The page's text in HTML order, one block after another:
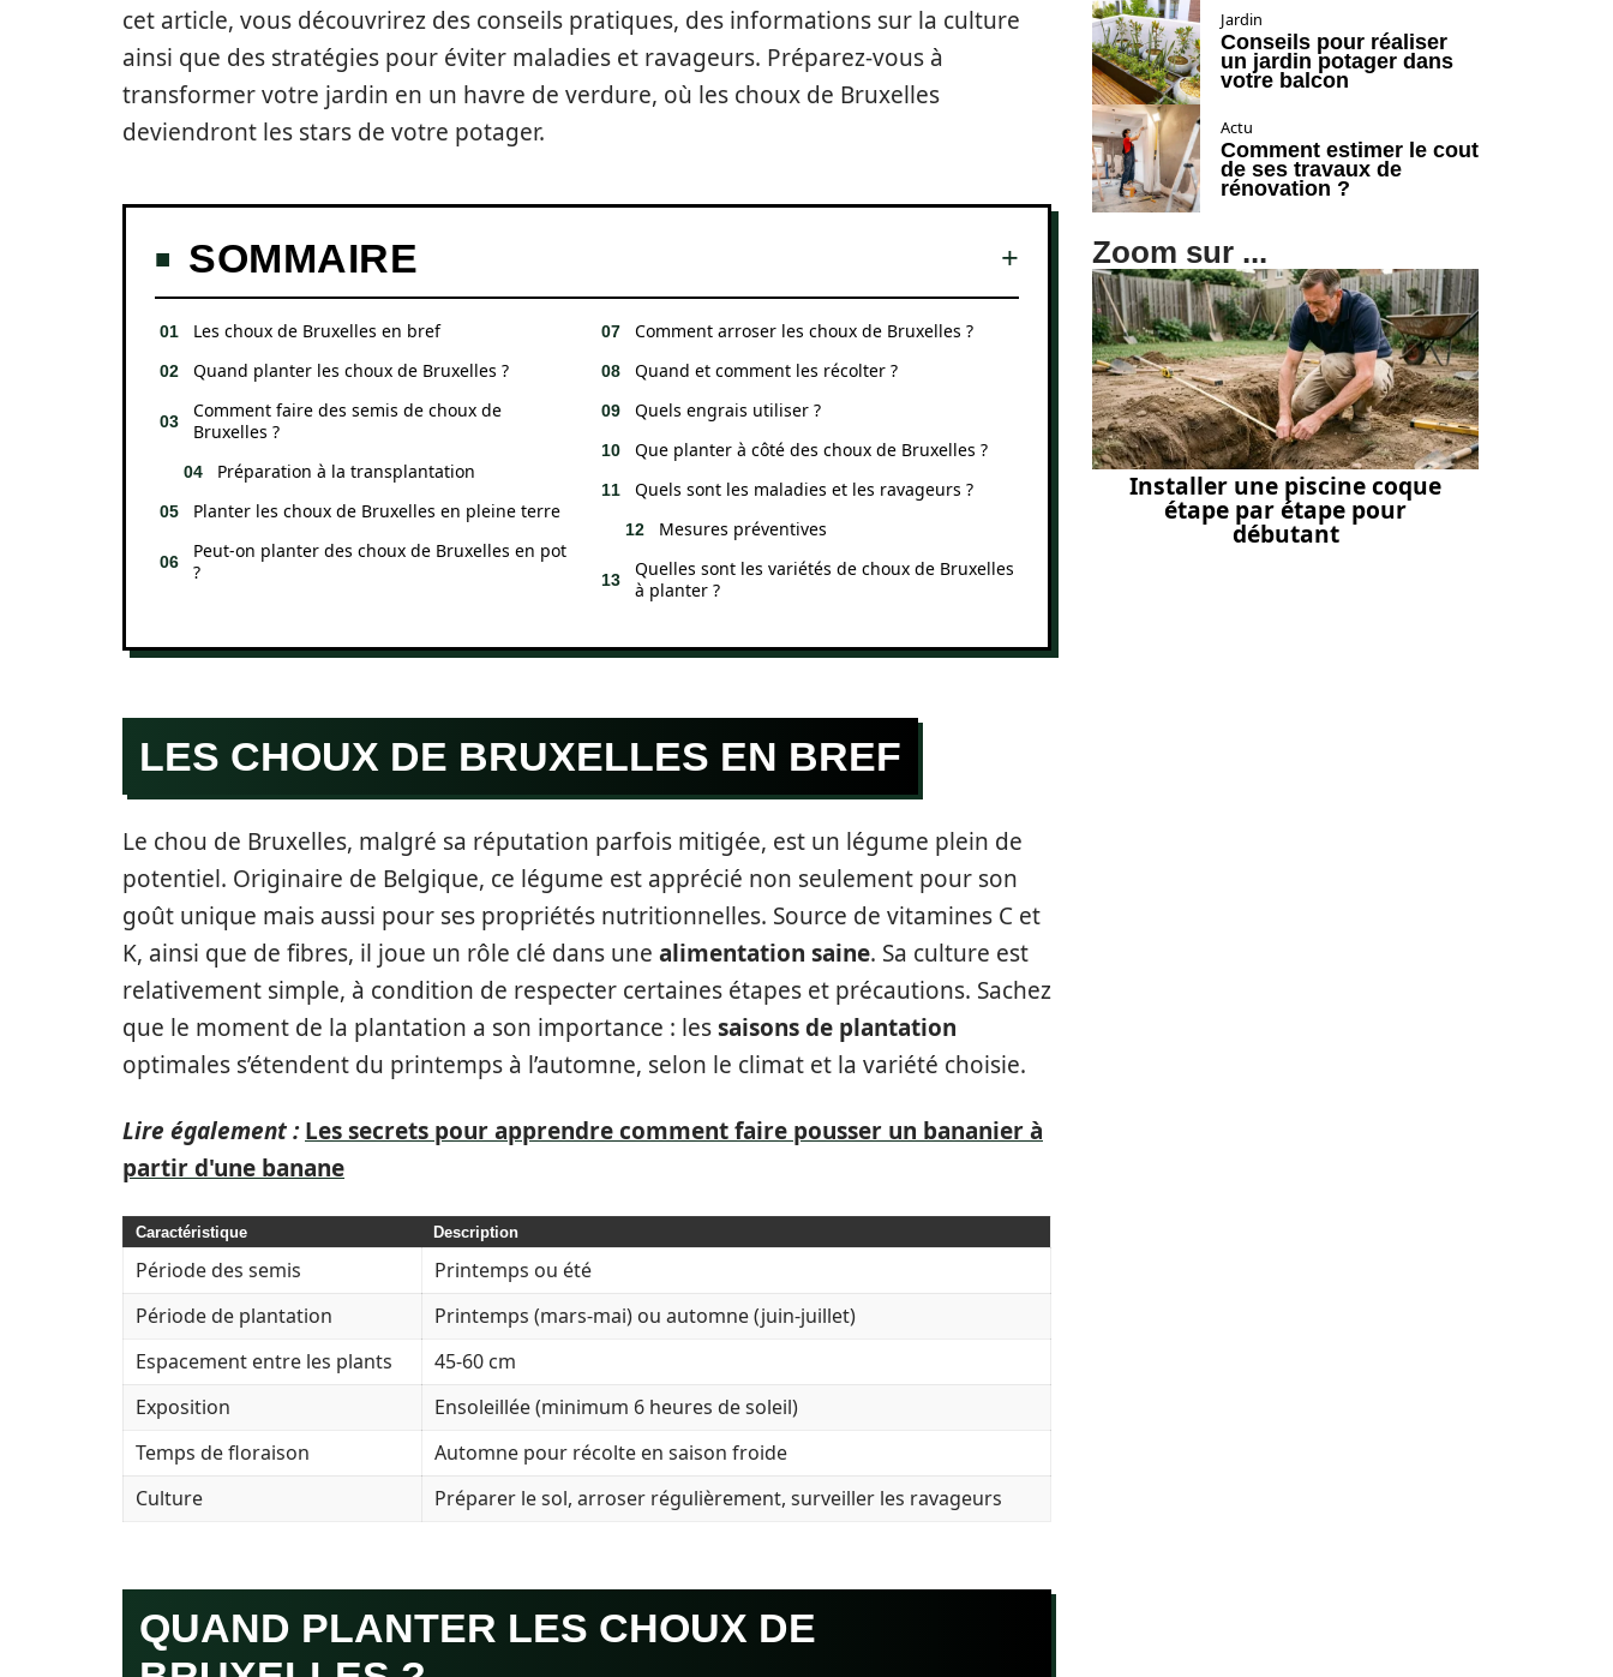
cet article, vous découvrirez des conseils pratiques, des informations sur la culture
ainsi que des stratégies pour éviter maladies et ravageurs. Préparez-vous à
transformer votre jardin en un havre de verdure, où les choux de Bruxelles
deviendront les stars de votre potager.
SOMMAIRE
Les choux de Bruxelles en bref
Quand planter les choux de Bruxelles ?
Comment faire des semis de choux de
Bruxelles ?
Préparation à la transplantation
Planter les choux de Bruxelles en pleine terre
Peut-on planter des choux de Bruxelles en pot
?
Comment arroser les choux de Bruxelles ?
Quand et comment les récolter ?
Quels engrais utiliser ?
Que planter à côté des choux de Bruxelles ?
Quels sont les maladies et les ravageurs ?
Mesures préventives
Quelles sont les variétés de choux de Bruxelles
à planter ?
LES CHOUX DE BRUXELLES EN BREF
Le chou de Bruxelles, malgré sa réputation parfois mitigée, est un légume plein de
potentiel. Originaire de Belgique, ce légume est apprécié non seulement pour son
goût unique mais aussi pour ses propriétés nutritionnelles. Source de vitamines C et
K, ainsi que de fibres, il joue un rôle clé dans une alimentation saine. Sa culture est
relativement simple, à condition de respecter certaines étapes et précautions. Sachez
que le moment de la plantation a son importance : lessaisons de plantation
optimales s’étendent du printemps à l’automne, selon le climat et la variété choisie.
Lire également : Les secrets pour apprendre comment faire pousser un bananier à
partir d'une banane
Caractéristique Description
Période des semis
Printemps ou été
Période de plantation
Printemps (mars-mai) ou automne (juin-juillet)
Espacement entre les plants
45-60 cm
Exposition
Ensoleillée (minimum 6 heures de soleil)
Temps de floraison
Automne pour récolte en saison froide
Culture
Préparer le sol, arroser régulièrement, surveiller les ravageurs
QUAND PLANTER LES CHOUX DE
Jardin
Conseils pour réaliser
un jardin potager dans
votre balcon
Actu
Comment estimer le cout
de ses travaux de
rénovation ?
Zoom sur ...
Installer une piscine coque
étape par étape pour
débutant